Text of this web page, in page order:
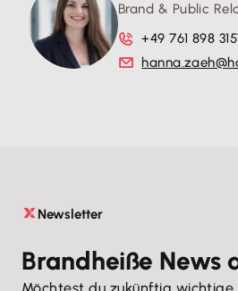
Brand & Public
+49 761 898
Newsletter
Brandheiße News